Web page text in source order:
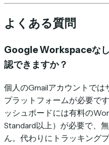
よくある質問
Google Workspaceな
認できますか？
個人のGmailアカウントで
プラットフォームが必要で
ッシュボードには有料の
Standard以上）が必要で、
ん。代わりにトラッキング